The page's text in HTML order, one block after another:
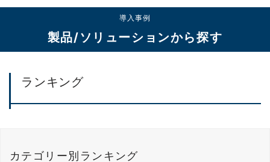
導入事例
製品/ソリューションから探す
ランキング
カテゴリー別ランキング